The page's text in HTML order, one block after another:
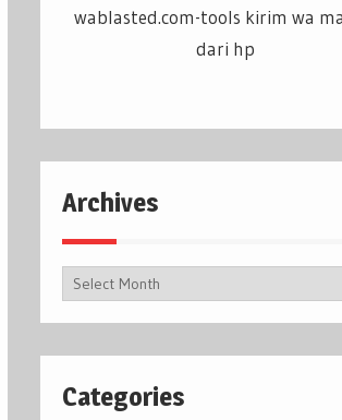
wablasted.com-tools kirim wa
dari hp
Archives
Archives
Categories